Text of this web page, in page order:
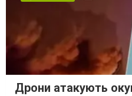
Дрони атакують